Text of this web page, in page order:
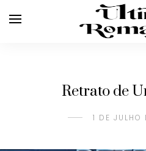
Retrato de
1 DE JULHO